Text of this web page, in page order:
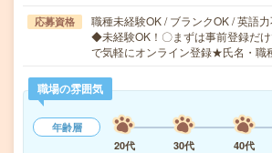
応募資格
職種未経験OK / ブランクOK / 英語
◆未経験OK！〇まずは事前登録だ
で気軽にオンライン登録★氏名・職
職場の雰囲気
年齢層
20代
30代 40代